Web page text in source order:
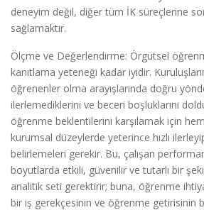
deneyim değil, diğer tüm İK süreçlerine
sağlamaktır.
Ölçme ve Değerlendirme: Örgütsel
kanıtlama yeteneği kadar iyidir.
öğrenenler olma arayışlarında doğru
ilerlemediklerini ve beceri boşluklarını
öğrenme beklentilerini karşılamak için
kurumsal düzeylerde yeterince hızlı
belirlemeleri gerekir. Bu, çalışan
boyutlarda etkili, güvenilir ve tutarlı bir
analitik seti gerektirir; buna, öğrenme
bir iş gerekçesinin ve öğrenme getirisinin